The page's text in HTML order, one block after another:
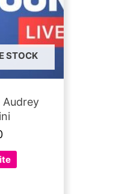
STOCK